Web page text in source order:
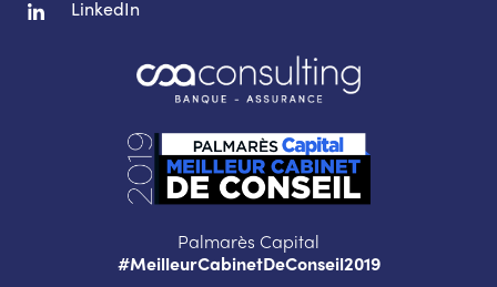
Palmarès Capital
#MeilleurCabinetDeConseil2019
LinkedIn